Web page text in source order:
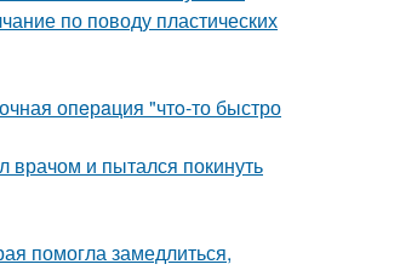
по поводу пластических
опeрaция "чтo-то быстро
и пытался покинуть
помогла замедлиться,